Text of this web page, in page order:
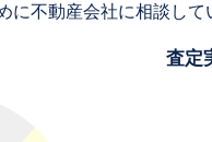
に不動産会社に相談して
査定